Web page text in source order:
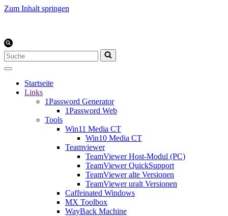
Zum Inhalt springen
Suchen
nach …
Startseite
Links
1Password Generator
1Password Web
Tools
Win11 Media CT
Win10 Media CT
Teamviewer
TeamViewer Host-Modul (PC)
TeamViewer QuickSupport
TeamViewer alte Versionen
TeamViewer uralt Versionen
Caffeinated Windows
MX Toolbox
WayBack Machine